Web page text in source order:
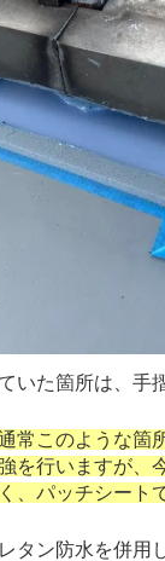
いた箇所は、手
常このような箇
を行いますが、
、パッチシート
タン防水を併用